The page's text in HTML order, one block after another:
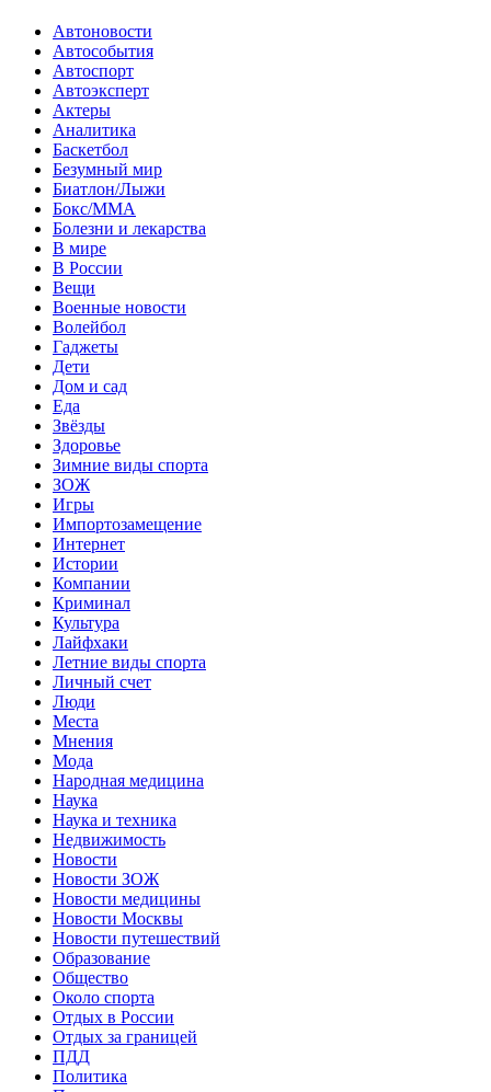
Автоновости
Автособытия
Автоспорт
Автоэксперт
Актеры
Аналитика
Баскетбол
Безумный мир
Биатлон/Лыжи
Бокс/MMA
Болезни и лекарства
В мире
В России
Вещи
Военные новости
Волейбол
Гаджеты
Дети
Дом и сад
Еда
Звёзды
Здоровье
Зимние виды спорта
ЗОЖ
Игры
Импортозамещение
Интернет
Истории
Компании
Криминал
Культура
Лайфхаки
Летние виды спорта
Личный счет
Люди
Места
Мнения
Мода
Народная медицина
Наука
Наука и техника
Недвижимость
Новости
Новости ЗОЖ
Новости медицины
Новости Москвы
Новости путешествий
Образование
Общество
Около спорта
Отдых в России
Отдых за границей
ПДД
Политика